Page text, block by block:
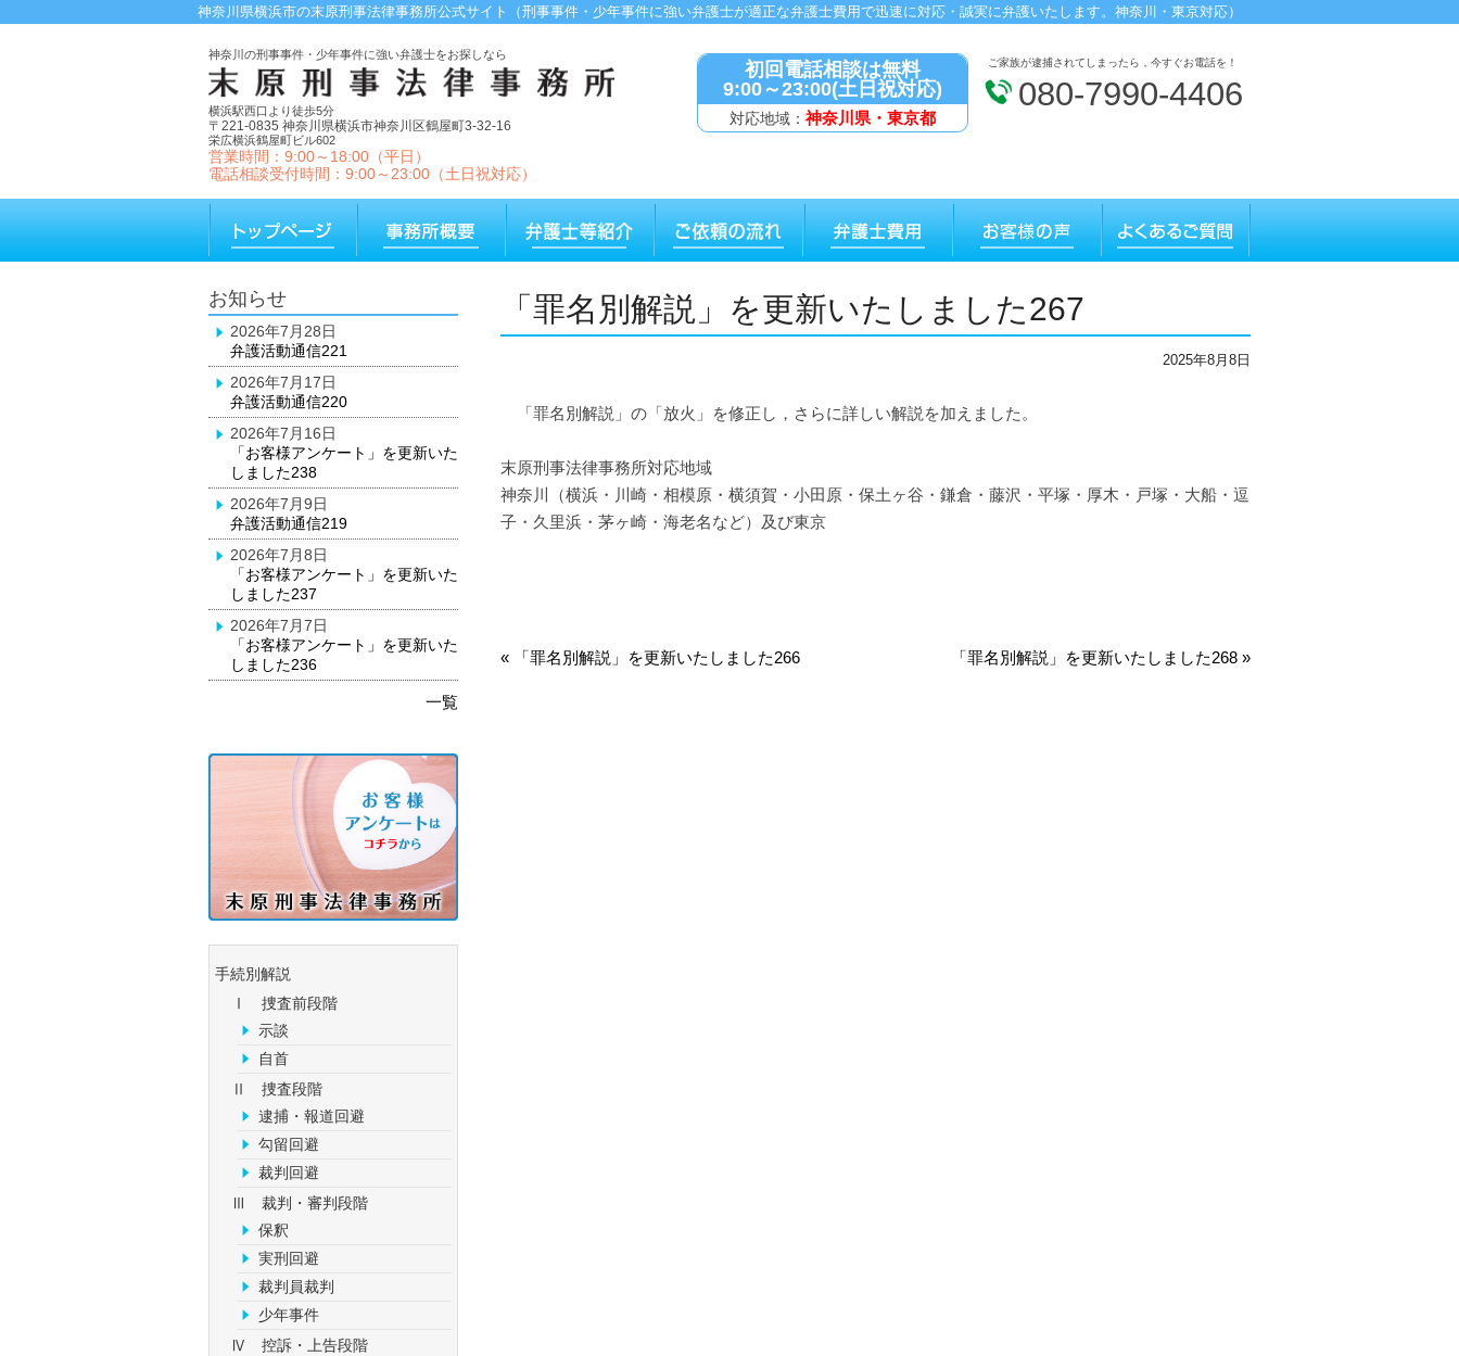
神奈川県横浜市の末原刑事法律事務所公式サイト（刑事事件・少年事件に強い弁護士が適正な弁護士費用で迅速に対応・誠実に弁護いたします。神奈川・東京対応）
神奈川の刑事事件・少年事件に強い弁護士をお探しなら
横浜駅西口より徒歩5分
〒221-0835 神奈川県横浜市神奈川区鶴屋町3-32-16
栄広横浜鶴屋町ビル602
営業時間：9:00～18:00（平日）
電話相談受付時間：9:00～23:00（土日祝対応）
ご家族が逮捕されてしまったら，今すぐお電話を！
080-7990-4406
初回電話相談は無料
9:00～23:00(土日祝対応)
対応地域： 神奈川県・東京都
「罪名別解説」を更新いたしました267
2025年8月8日
「罪名別解説」の「放火」を修正し，さらに詳しい解説を加えました。
末原刑事法律事務所対応地域
神奈川（横浜・川崎・相模原・横須賀・小田原・保土ヶ谷・鎌倉・藤沢・平塚・厚木・戸塚・大船・逗
子・久里浜・茅ヶ崎・海老名など）及び東京
Post navigation
«「罪名別解説」を更新いたしました266 「罪名別解説」を更新いたしました268 »
お知らせ
2026年7月28日
弁護活動通信221
2026年7月17日
弁護活動通信220
2026年7月16日
「お客様アンケート」を更新いた
しました238
2026年7月9日
弁護活動通信219
2026年7月8日
「お客様アンケート」を更新いた
しました237
2026年7月7日
「お客様アンケート」を更新いた
しました236
一覧
手続別解説
Ⅰ 捜査前段階
示談
自首
Ⅱ 捜査段階
逮捕・報道回避
勾留回避
裁判回避
Ⅲ 裁判・審判段階
保釈
実刑回避
裁判員裁判
少年事件
Ⅳ 控訴・上告段階